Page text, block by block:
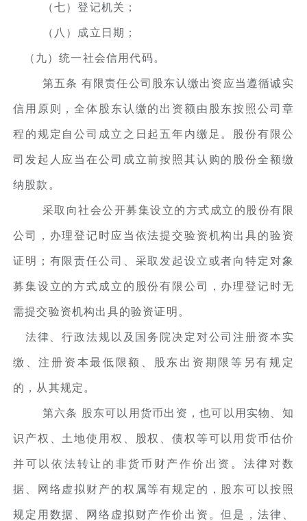
（七）登记机关；
（八）成立日期；
（九）统一社会信用代码。
第五条 有限责任公司股东认缴出资应当遵循诚实
信用原则，全体股东认缴的出资额由股东按照公司章
程的规定自公司成立之日起五年内缴足。股份有限公
司发起人应当在公司成立前按照其认购的股份全额缴
纳股款。
采取向社会公开募集设立的方式成立的股份有限
公司，办理登记时应当依法提交验资机构出具的验资
证明；有限责任公司、采取发起设立或者向特定对象
募集设立的方式成立的股份有限公司，办理登记时无
需提交验资机构出具的验资证明。
法律、行政法规以及国务院决定对公司注册资本实
缴、注册资本最低限额、股东出资期限等另有规定
的，从其规定。
第六条 股东可以用货币出资，也可以用实物、知
识产权、土地使用权、股权、债权等可以用货币估价
并可以依法转让的非货币财产作价出资。法律对数
据、网络虚拟财产的权属等有规定的，股东可以按照
规定用数据、网络虚拟财产作价出资。但是，法律、